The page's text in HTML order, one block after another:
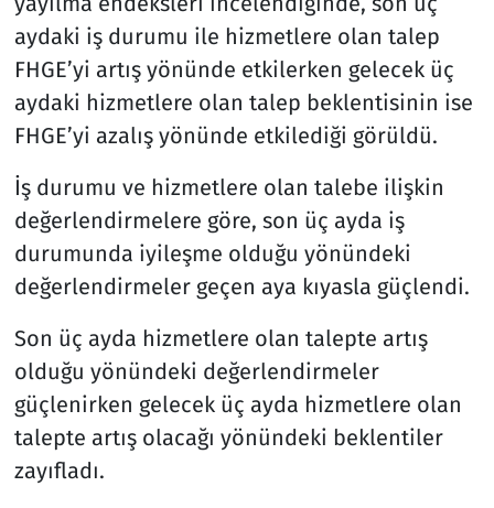
aydaki iş durumu ile hizmetlere olan talep
FHGE’yi artış yönünde etkilerken gelecek üç
aydaki hizmetlere olan talep beklentisinin ise
FHGE’yi azalış yönünde etkilediği görüldü.
İş durumu ve hizmetlere olan talebe ilişkin
değerlendirmelere göre, son üç ayda iş
durumunda iyileşme olduğu yönündeki
değerlendirmeler geçen aya kıyasla güçlendi.
Son üç ayda hizmetlere olan talepte artış
olduğu yönündeki değerlendirmeler
güçlenirken gelecek üç ayda hizmetlere olan
talepte artış olacağı yönündeki beklentiler
zayıfladı.